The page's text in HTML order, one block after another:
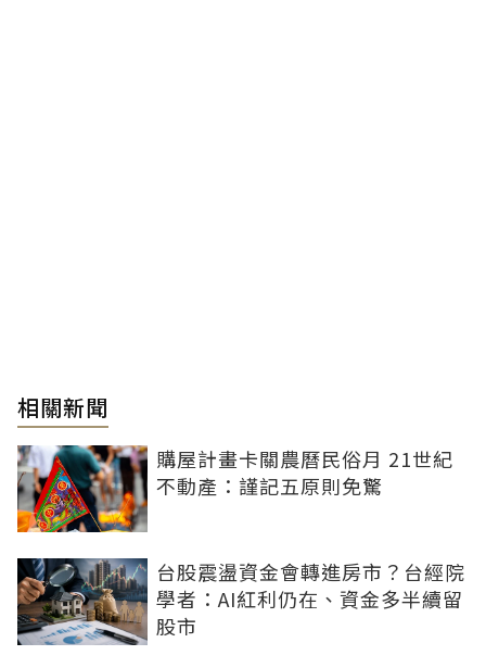
相關新聞
購屋計畫卡關農曆民俗月 21世紀
不動產：謹記五原則免驚
台股震盪資金會轉進房市？台經院
學者：AI紅利仍在、資金多半續留
股市